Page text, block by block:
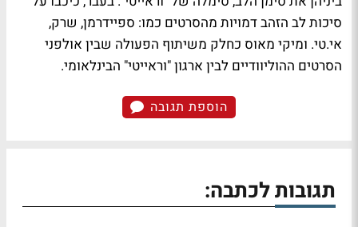
סיכות לב הזהב דמויות מהסרטים כמו: ספיידרמן, שרק,
אי.טי. ומיקי מאוס כחלק משיתוף הפעולה שבין אולפני
הסרטים ההוליוודיים לבין ארגון "וראייטי" הבינלאומי.
הוספת תגובה
תגובות לכתבה: